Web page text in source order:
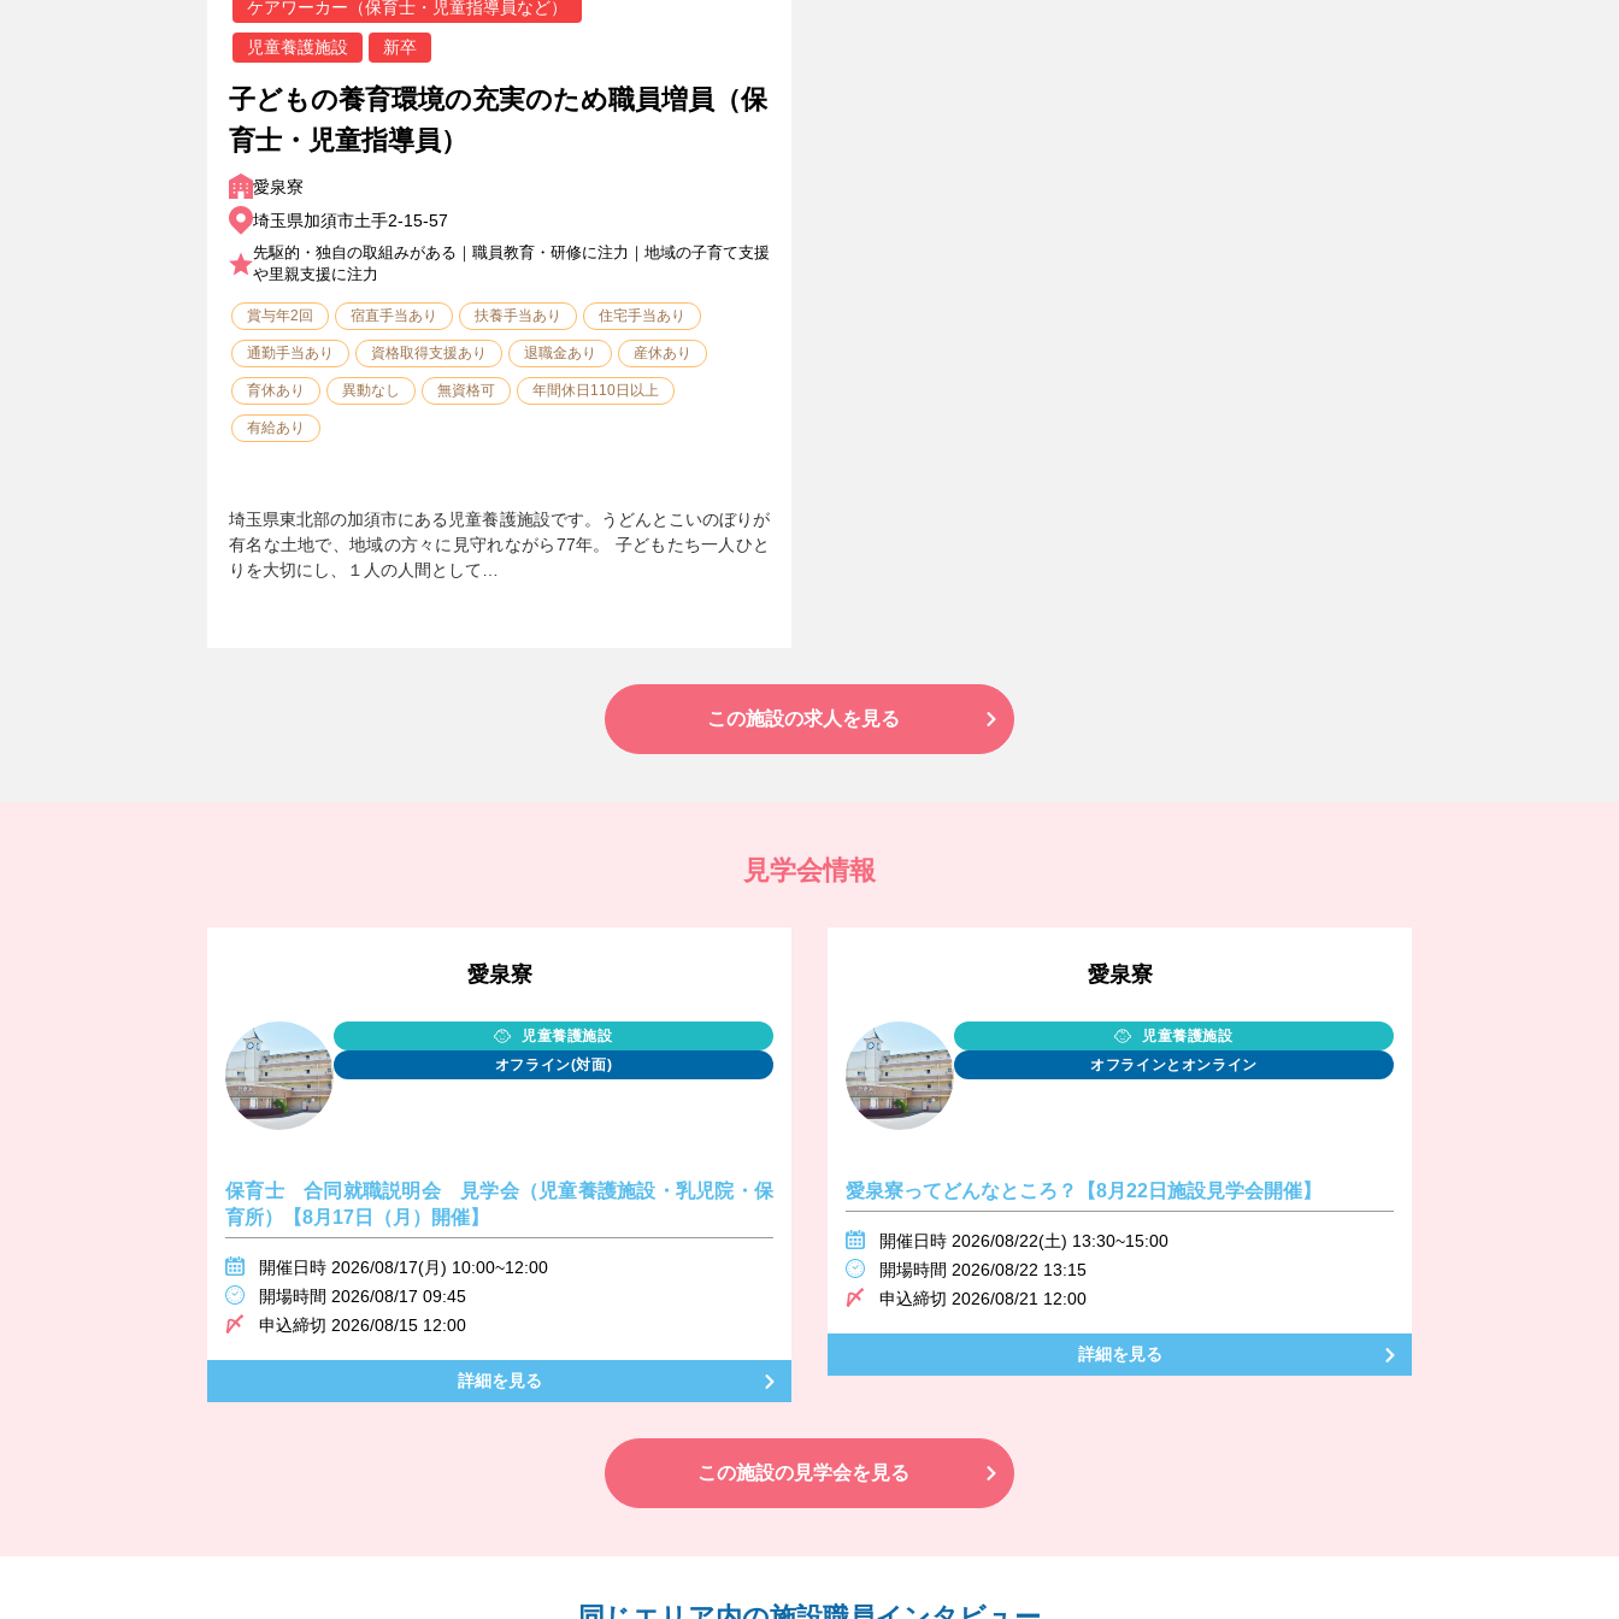
ケアワーカー（保育士・児童指導員など）
児童養護施設 新卒
子どもの養育環境の充実のため職員増員（保
育士・児童指導員）
愛泉寮
埼玉県加須市土手2-15-57
先駆的・独自の取組みがある｜職員教育・研修に注力｜地域の子育て支援
や里親支援に注力
賞与年2回 宿直手当あり 扶養手当あり 住宅手当あり
通勤手当あり 資格取得支援あり 退職金あり 産休あり
育休あり 異動なし 無資格可 年間休日110日以上
有給あり
埼玉県東北部の加須市にある児童養護施設です。うどんとこいのぼりが
有名な土地で、地域の方々に見守れながら77年。 子どもたち一人ひと
りを大切にし、１人の人間として…
この施設の求人を見る
見学会情報
愛泉寮
児童養護施設
オフライン(対面)
保育士 合同就職説明会 見学会（児童養護施設・乳児院・保
育所）【8月17日（月）開催】
開催日時 2026/08/17(月) 10:00~12:00
開場時間 2026/08/17 09:45
申込締切 2026/08/15 12:00
詳細を見る
愛泉寮
児童養護施設
オフラインとオンライン
愛泉寮ってどんなところ？【8月22日施設見学会開催】
開催日時 2026/08/22(土) 13:30~15:00
開場時間 2026/08/22 13:15
申込締切 2026/08/21 12:00
詳細を見る
この施設の見学会を見る